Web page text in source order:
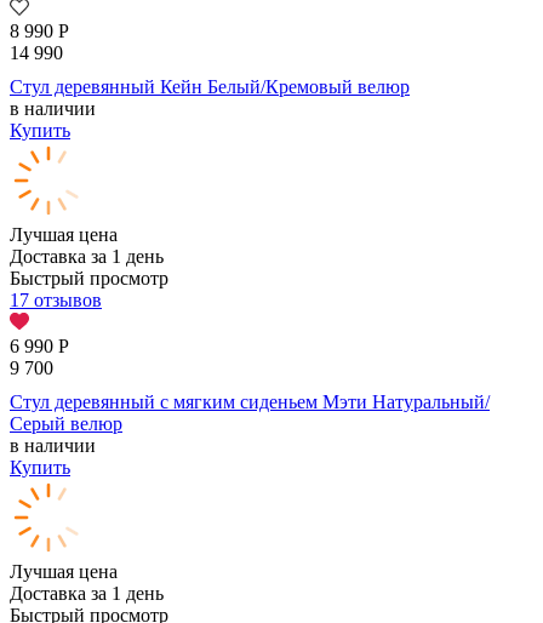
8 990 Р
14 990
Стул деревянный Кейн Белый/Кремовый велюр
в наличии
Купить
Лучшая цена
Доставка за 1 день
Быстрый просмотр
17 отзывов
6 990 Р
9 700
Стул деревянный с мягким сиденьем Мэти Натуральный/
Серый велюр
в наличии
Купить
Лучшая цена
Доставка за 1 день
Быстрый просмотр